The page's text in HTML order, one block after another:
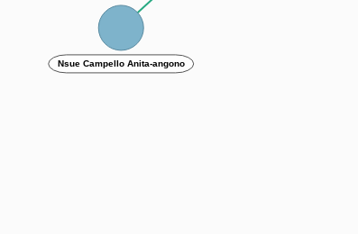
Nsue Campello Anita-angono